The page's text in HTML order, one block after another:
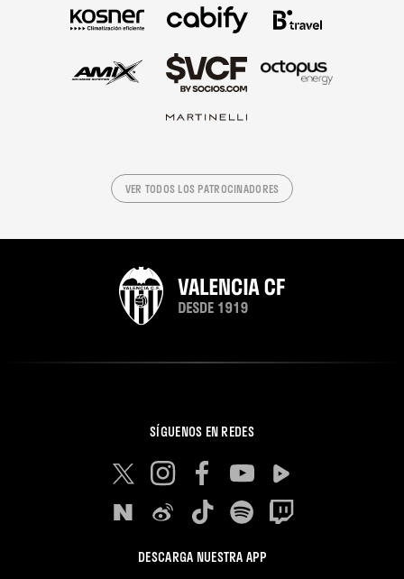
VER TODOS LOS PATROCINADORES
SÍGUENOS EN REDES
DESCARGA NUESTRA APP